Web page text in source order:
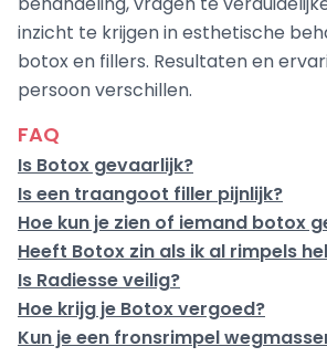
inzicht te krijgen in esthetische
botox en fillers. Resultaten en
persoon verschillen.
FAQ
Is Botox gevaarlijk?
Is een traangoot filler pijnlijk?
Hoe kun je zien of iemand botox
Heeft Botox zin als ik al rimpels
Is Radiesse veilig?
Hoe krijg je Botox vergoed?
Kun je een fronsrimpel